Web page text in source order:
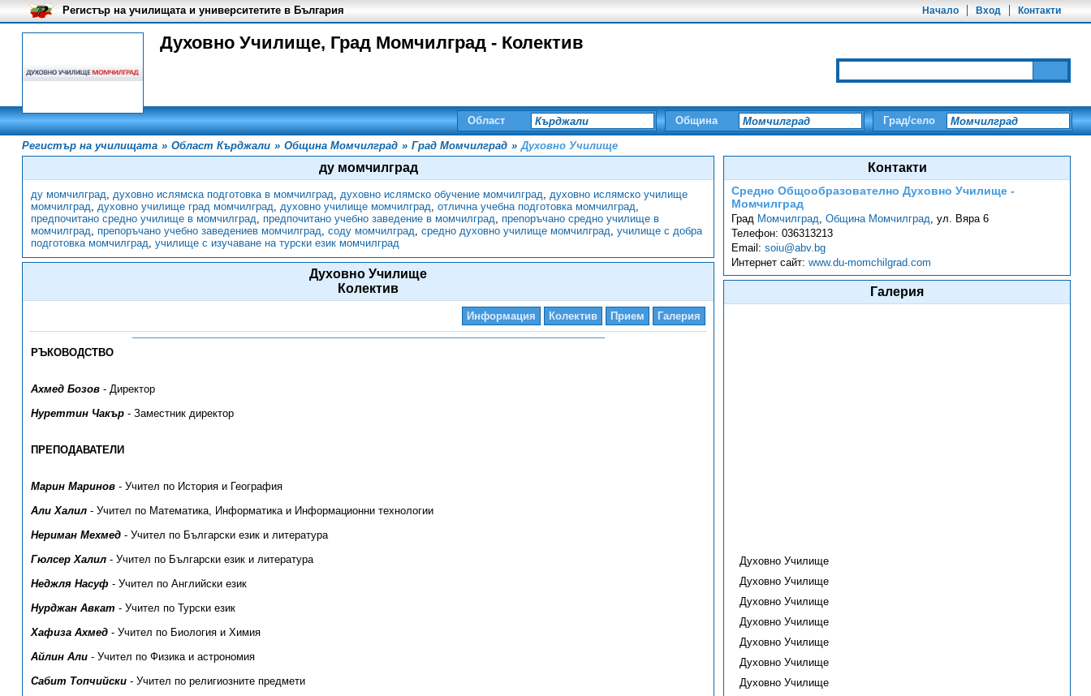
Духовно Училище, Град Момчилград - Колектив
Начало Вход Контакти
Регистър на училищата и университетите в България
Област Община Град/село
Регистър на училищата » Област Кърджали » Община Момчилград » Град Момчилград » Духовно Училище
ду момчилград
ду момчилград, духовно ислямска подготовка в момчилград, духовно ислямско обучение момчилград, духовно ислямско училище
момчилград, духовно училище град момчилград, духовно училище момчилград, отлична учебна подготовка момчилград,
предпочитано средно училище в момчилград, предпочитано учебно заведение в момчилград, препоръчано средно училище в
момчилград, препоръчано учебно заведениев момчилград, соду момчилград, средно духовно училище момчилград, училище с добра
подготовка момчилград, училище с изучаване на турски език момчилград
Духовно Училище
Колектив
Информация Колектив Прием Галерия
РЪКОВОДСТВО
Ахмед Бозов- Директор
Нуреттин Чакър- Заместник директор
ПРЕПОДАВАТЕЛИ
Марин Маринов- Учител по История и География
Али Халил- Учител по Математика, Информатика и Информационни технологии
Нериман Мехмед- Учител по Български език и литература
Гюлсер Халил- Учител по Български език и литература
Неджля Насуф - Учител по Английски език
Нурджан Авкат - Учител по Турски език
Хафиза Ахмед- Учител по Биология и Химия
Айлин Али- Учител по Физика и астрономия
Сабит Топчийски- Учител по религиозните предмети
Контакти
Средно Общообразователно Духовно Училище -
Момчилград
Град Момчилград, Община Момчилград, ул. Вяра 6
Телефон: 036313213
Email: soiu@abv.bg
Интернет сайт: www.du-momchilgrad.com
Галерия
Духовно Училище
Духовно Училище
Духовно Училище
Духовно Училище
Духовно Училище
Духовно Училище
Духовно Училище